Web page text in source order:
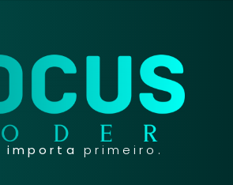
importa primeiro.